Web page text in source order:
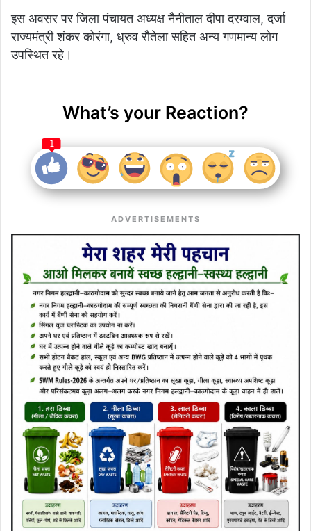
इस अवसर पर जिला पंचायत अध्यक्ष नैनीताल दीपा दरम्वाल, दर्जा
राज्यमंत्री शंकर कोरंगा, ध्रुव रौतेला सहित अन्य गणमान्य लोग
उपस्थित रहे।
What’s your Reaction?
1
ADVERTISEMENTS